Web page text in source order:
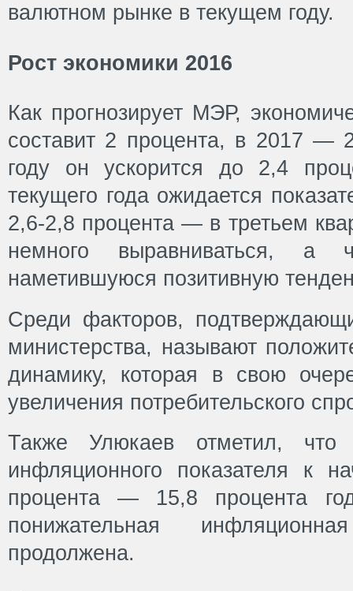
валютном рынке в текущем году.
Рост экономики 2016
Как прогнозирует МЭР,
составит 2 процента, в 2017 —
году он ускорится до 2,4
текущего года ожидается
2,6-2,8 процента — в третьем
немного выравниваться, а
наметившуюся позитивную
Среди факторов,
министерства, называют
динамику, которая в свою
увеличения потребительского
Также Улюкаев отметил, что
инфляционного показателя к
процента — 15,8 процента
понижательная
продолжена.